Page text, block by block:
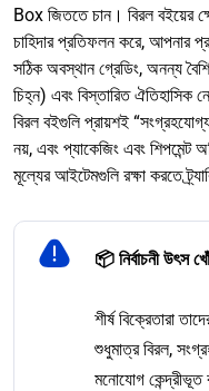
Box জিততে চান। বিরল বইয়ের
চাহিদার প্রতিফলন করে, আপনার
সঠিক অবস্থান গ্রেডিং, অনন্য
চিহ্ন) এবং বিস্তারিত ঐতিহাসিক
বিরল বইগুলি প্রায়শই
নয়, এবং প্যাকেজিং এবং শিপমেন্ট
মূল্যের আইটেমগুলি রক্ষা করতে
📦 নির্বাচনী উৎস
শীর্ষ বিক্রেতারা
শুধুমাত্র বিরল,
মনোযোগ কেন্দ্রীভূত